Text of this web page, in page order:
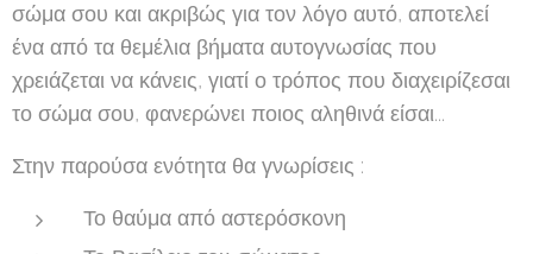
σώμα σου και ακριβώς για τον λόγο αυτό, αποτελεί
ένα από τα θεμέλια βήματα αυτογνωσίας που
χρειάζεται να κάνεις, γιατί ο τρόπος που διαχειρίζεσαι
το σώμα σου, φανερώνει ποιος αληθινά είσαι...
Στην παρούσα ενότητα θα γνωρίσεις :
Το θαύμα από αστερόσκονη